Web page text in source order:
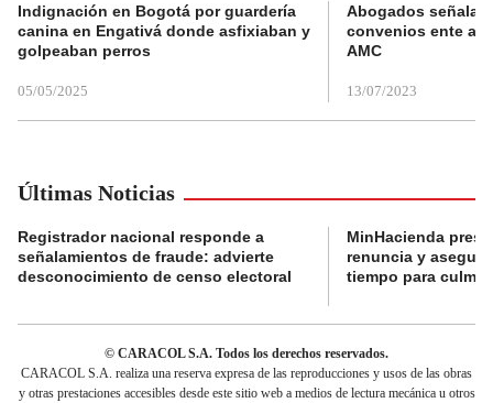
Indignación en Bogotá por guardería
canina en Engativá donde asfixiaban y
golpeaban perros
05/05/2025
Abogados
convenios ente
AMC
13/07/2023
Últimas Noticias
Registrador nacional responde a
señalamientos de fraude: advierte
desconocimiento de censo electoral
MinHacienda
renuncia y
tiempo para
© CARACOL S.A. Todos los derechos reservados.
CARACOL S.A. realiza una reserva expresa de las reproducciones y usos de las obras
y otras prestaciones accesibles desde este sitio web a medios de lectura mecánica u otros